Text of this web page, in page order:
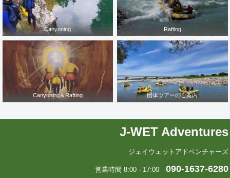
Canyoning Rafting
Canyoning＆Rafting 団体ツアーのご案内
J-WET Adventures
ジェイウェットアドベンチャーズ
営業時間 8:00 - 17:00 090-1637-6280